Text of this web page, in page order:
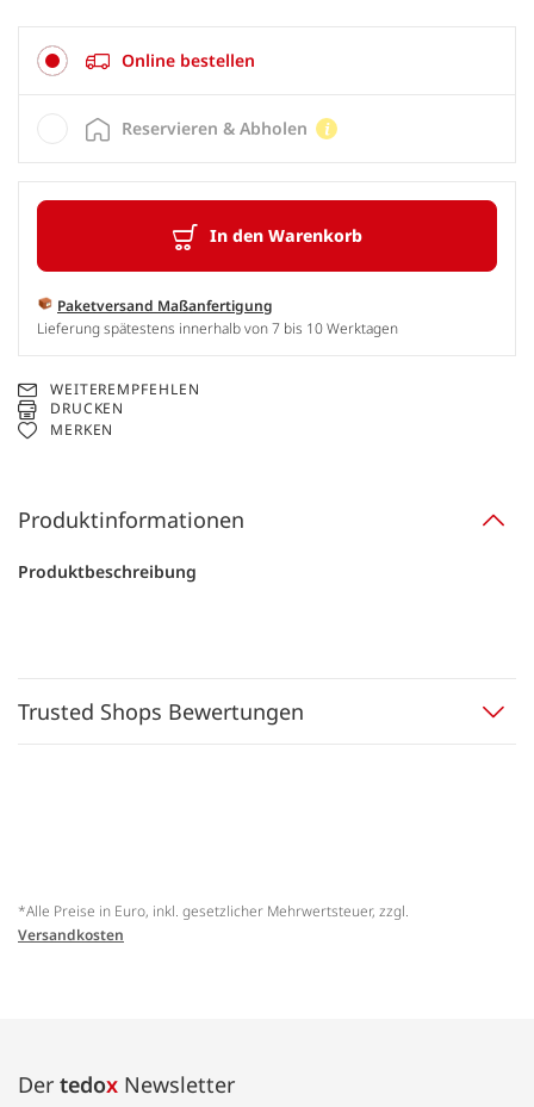
Online bestellen
In den Warenkorb
Paketversand Maßanfertigung
Lieferung spätestens innerhalb von 7 bis 10 Werktagen
Reservieren & Abholen
WEITEREMPFEHLEN
DRUCKEN
MERKEN
Produktinformationen
Produktbeschreibung
Trusted Shops Bewertungen
*Alle Preise in Euro, inkl. gesetzlicher Mehrwertsteuer, zzgl.
Versandkosten
Der tedox Newsletter